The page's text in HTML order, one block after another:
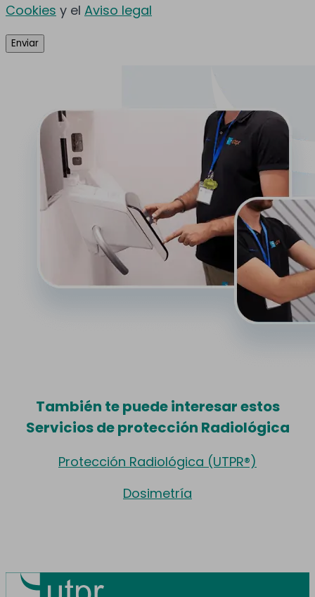
Cookies y el Aviso legal
También te puede interesar estos
Servicios de protección Radiológica
Protección Radiológica (UTPR®)
Dosimetría